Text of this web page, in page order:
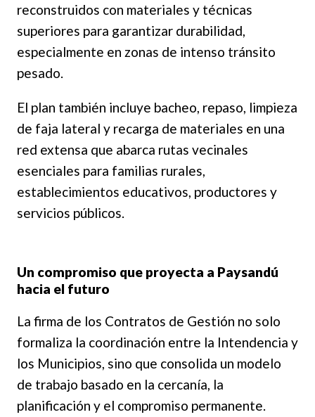
reconstruidos con materiales y técnicas
superiores para garantizar durabilidad,
especialmente en zonas de intenso tránsito
pesado.
El plan también incluye bacheo, repaso, limpieza
de faja lateral y recarga de materiales en una
red extensa que abarca rutas vecinales
esenciales para familias rurales,
establecimientos educativos, productores y
servicios públicos.
Un compromiso que proyecta a Paysandú
hacia el futuro
La firma de los Contratos de Gestión no solo
formaliza la coordinación entre la Intendencia y
los Municipios, sino que consolida un modelo
de trabajo basado en la cercanía, la
planificación y el compromiso permanente.